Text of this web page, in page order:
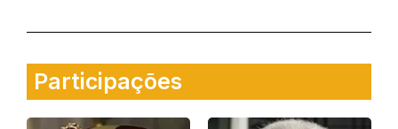
Participações